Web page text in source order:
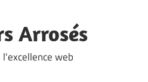
Arrosés
l'excellence web